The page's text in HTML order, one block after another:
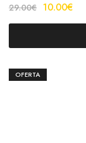
29.00€ 10.00€
OFERTA